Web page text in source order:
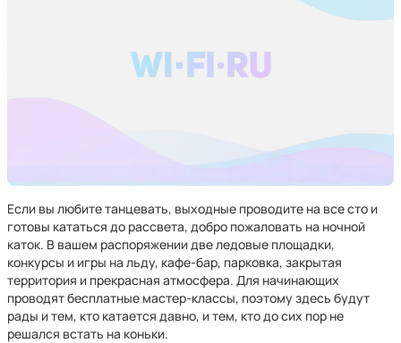
Если вы любите танцевать, выходные проводите на все сто и
готовы кататься до рассвета, добро пожаловать на ночной
каток. В вашем распоряжении две ледовые площадки,
конкурсы и игры на льду, кафе-бар, парковка, закрытая
территория и прекрасная атмосфера. Для начинающих
проводят бесплатные мастер-классы, поэтому здесь будут
рады и тем, кто катается давно, и тем, кто до сих пор не
решался встать на коньки.